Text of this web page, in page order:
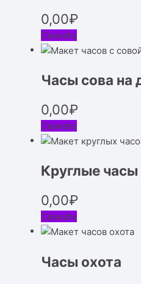
0,00₽
Скачать
Часы сова на
0,00₽
Скачать
Круглые часы
0,00₽
Скачать
Часы охота